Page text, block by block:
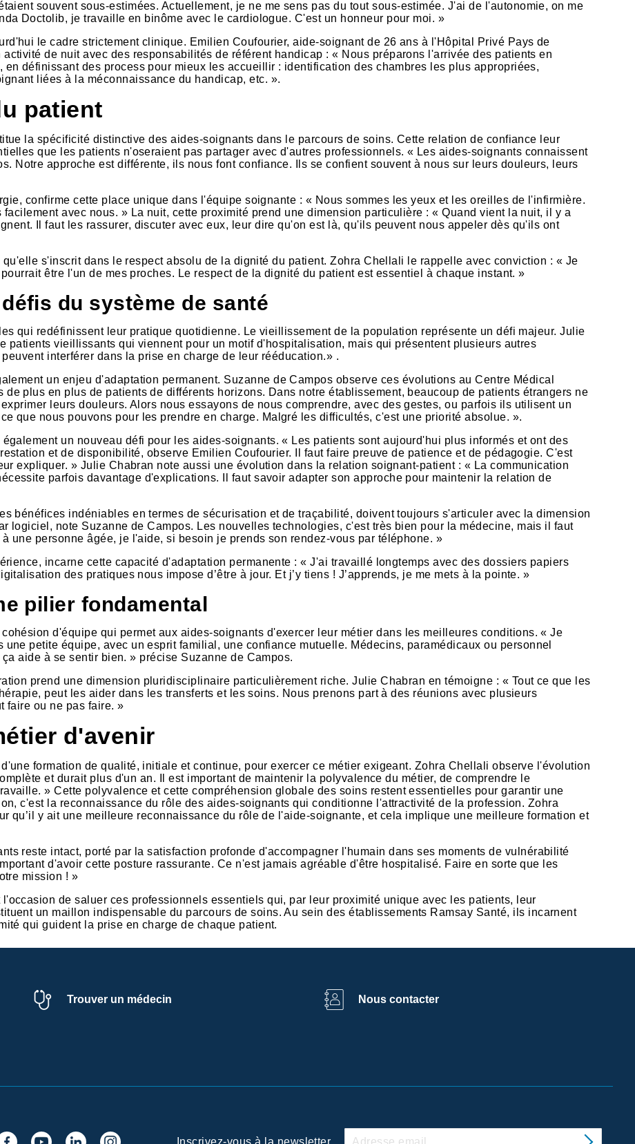
souvent sous-estimées. Actuellement, je ne me sens pas du tout sous-estimée. J'ai de l'autonomie, on me
Doctolib, je travaille en binôme avec le cardiologue. C'est un honneur pour moi. »
le cadre strictement clinique. Emilien Coufourier, aide-soignant de 26 ans à l'Hôpital Privé Pays de
de nuit avec des responsabilités de référent handicap : « Nous préparons l'arrivée des patients en
définissant des process pour mieux les accueillir : identification des chambres les plus appropriées,
liées à la méconnaissance du handicap, etc. ».
patient
la spécificité distinctive des aides-soignants dans le parcours de soins. Cette relation de confiance leur
que les patients n'oseraient pas partager avec d'autres professionnels. « Les aides-soignants connaissent
Notre approche est différente, ils nous font confiance. Ils se confient souvent à nous sur leurs douleurs, leurs
confirme cette place unique dans l'équipe soignante : « Nous sommes les yeux et les oreilles de l'infirmière.
facilement avec nous. » La nuit, cette proximité prend une dimension particulière : « Quand vient la nuit, il y a
Il faut les rassurer, discuter avec eux, leur dire qu'on est là, qu'ils peuvent nous appeler dès qu'ils ont
s'inscrit dans le respect absolu de la dignité du patient. Zohra Chellali le rappelle avec conviction : « Je
être l'un de mes proches. Le respect de la dignité du patient est essentiel à chaque instant. »
du système de santé
qui redéfinissent leur pratique quotidienne. Le vieillissement de la population représente un défi majeur. Julie
patients vieillissants qui viennent pour un motif d'hospitalisation, mais qui présentent plusieurs autres
interférer dans la prise en charge de leur rééducation.» .
un enjeu d'adaptation permanent. Suzanne de Campos observe ces évolutions au Centre Médical
plus en plus de patients de différents horizons. Dans notre établissement, beaucoup de patients étrangers ne
leurs douleurs. Alors nous essayons de nous comprendre, avec des gestes, ou parfois ils utilisent un
que nous pouvons pour les prendre en charge. Malgré les difficultés, c'est une priorité absolue. ».
un nouveau défi pour les aides-soignants. « Les patients sont aujourd'hui plus informés et ont des
et de disponibilité, observe Emilien Coufourier. Il faut faire preuve de patience et de pédagogie. C'est
expliquer. » Julie Chabran note aussi une évolution dans la relation soignant-patient : « La communication
parfois davantage d'explications. Il faut savoir adapter son approche pour maintenir la relation de
bénéfices indéniables en termes de sécurisation et de traçabilité, doivent toujours s'articuler avec la dimension
logiciel, note Suzanne de Campos. Les nouvelles technologies, c'est très bien pour la médecine, mais il faut
une personne âgée, je l'aide, si besoin je prends son rendez-vous par téléphone. »
incarne cette capacité d'adaptation permanente : « J'ai travaillé longtemps avec des dossiers papiers
des pratiques nous impose d’être à jour. Et j’y tiens ! J’apprends, je me mets à la pointe. »
pilier fondamental
d'équipe qui permet aux aides-soignants d'exercer leur métier dans les meilleures conditions. « Je
petite équipe, avec un esprit familial, une confiance mutuelle. Médecins, paramédicaux ou personnel
aide à se sentir bien. » précise Suzanne de Campos.
prend une dimension pluridisciplinaire particulièrement riche. Julie Chabran en témoigne : « Tout ce que les
peut les aider dans les transferts et les soins. Nous prenons part à des réunions avec plusieurs
faire ou ne pas faire. »
d'avenir
formation de qualité, initiale et continue, pour exercer ce métier exigeant. Zohra Chellali observe l'évolution
et durait plus d'un an. Il est important de maintenir la polyvalence du métier, de comprendre le
» Cette polyvalence et cette compréhension globale des soins restent essentielles pour garantir une
c'est la reconnaissance du rôle des aides-soignants qui conditionne l'attractivité de la profession. Zohra
qu’il y ait une meilleure reconnaissance du rôle de l'aide-soignante, et cela implique une meilleure formation et
reste intact, porté par la satisfaction profonde d'accompagner l'humain dans ses moments de vulnérabilité
d'avoir cette posture rassurante. Ce n'est jamais agréable d'être hospitalisé. Faire en sorte que les
mission ! »
de saluer ces professionnels essentiels qui, par leur proximité unique avec les patients, leur
un maillon indispensable du parcours de soins. Au sein des établissements Ramsay Santé, ils incarnent
qui guident la prise en charge de chaque patient.
Trouver un médecin Nous contacter